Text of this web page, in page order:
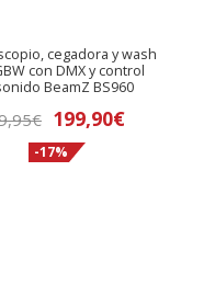
cegadora y wash
con DMX y control
BeamZ BS960
€ El
precio
199,90€El
-17%